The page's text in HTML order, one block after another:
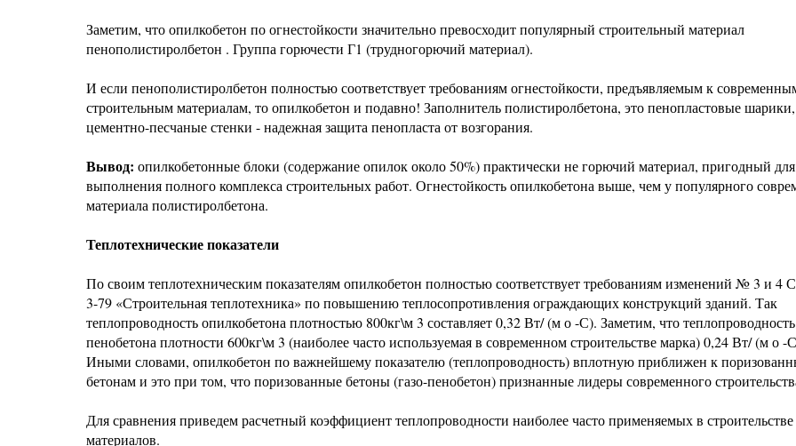
Заметим, что опилкобетон по огнестойкости значительно превосходит популярный строительный материал
пенополистиролбетон . Группа горючести Г1 (трудногорючий материал).
И если пенополистиролбетон полностью соответствует требованиям огнестойкости, предъявляемым к
строительным материалам, то опилкобетон и подавно! Заполнитель полистиролбетона, это пенопластовые шарики,
цементно-песчаные стенки - надежная защита пенопласта от возгорания.
Вывод: опилкобетонные блоки (содержание опилок около 50%) практически не горючий материал, пригодный для
выполнения полного комплекса строительных работ. Огнестойкость опилкобетона выше, чем у популярного
материала полистиролбетона.
Теплотехнические показатели
По своим теплотехническим показателям опилкобетон полностью соответствует требованиям изменений № 3 и
3-79 «Строительная теплотехника» по повышению теплосопротивления ограждающих конструкций зданий. Так
теплопроводность опилкобетона плотностью 800кг\м 3 составляет 0,32 Вт/ (м о -С). Заметим, что теплопроводность
пенобетона плотности 600кг\м 3 (наиболее часто используемая в современном строительстве марка) 0,24 Вт/ (м о -
Иными словами, опилкобетон по важнейшему показателю (теплопроводность) вплотную приближен к
бетонам и это при том, что поризованные бетоны (газо-пенобетон) признанные лидеры современного
Для сравнения приведем расчетный коэффициент теплопроводности наиболее часто применяемых в строительстве
материалов.